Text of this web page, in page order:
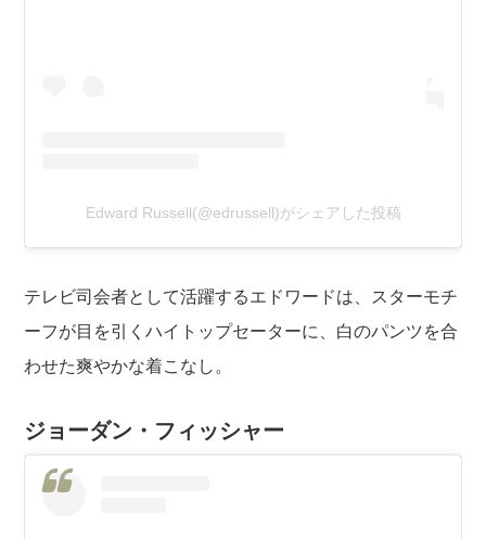
Edward Russell(@edrussell)がシェアした投稿
テレビ司会者として活躍するエドワードは、スターモチ
ーフが目を引くハイトップセーターに、白のパンツを合
わせた爽やかな着こなし。
ジョーダン・フィッシャー